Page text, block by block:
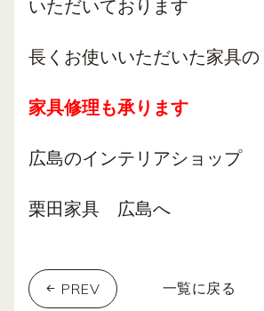
いただいております
長くお使いいただいた家具の
家具修理も承ります
広島のインテリアショップ
栗田家具 広島へ
PREV 一覧に戻る